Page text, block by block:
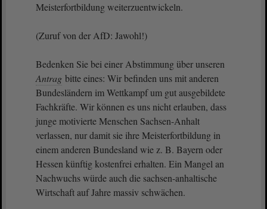
Meisterfortbildung weiterzuentwickeln.
(Zuruf von der AfD: Jawohl!)
Bedenken Sie bei einer Abstimmung über unseren
Antrag bitte eines: Wir befinden uns mit anderen
Bundesländern im Wettkampf um gut ausgebildete
Fachkräfte. Wir können es uns nicht erlauben, dass
junge motivierte Menschen Sachsen-Anhalt
verlassen, nur damit sie ihre Meisterfortbildung in
einem anderen Bundesland wie z. B. Bayern oder
Hessen künftig kostenfrei erhalten. Ein Mangel an
Nachwuchs würde auch die sachsen-anhaltische
Wirtschaft auf Jahre massiv schwächen.